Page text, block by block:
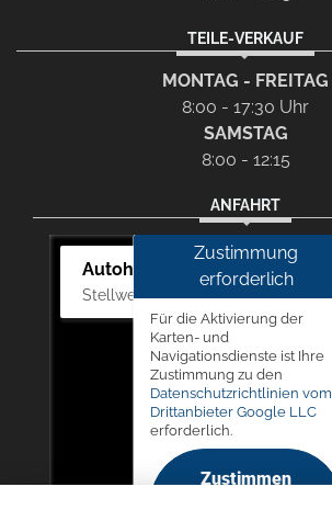
TEILE-VERKAUF
MONTAG - FREITAG
8:00 - 17:30 Uhr
SAMSTAG
8:00 - 12:15
ANFAHRT
Autohaus Picker
Stellwerk 5, 57368 Lennestadt
Zustimmung
erforderlich
Für die Aktivierung der
Karten- und
Navigationsdienste ist Ihre
Zustimmung zu den
Datenschutzrichtlinien vom
Drittanbieter Google LLC
erforderlich.
Zustimmen